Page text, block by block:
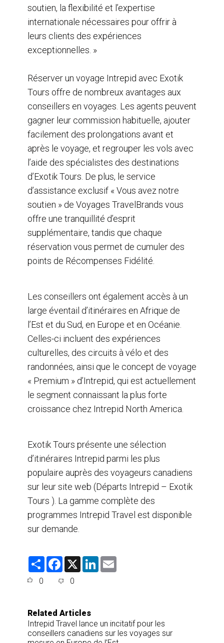
soutien, la flexibilité et l’expertise
internationale nécessaires pour offrir à
leurs clients des expériences
exceptionnelles. »
Réserver un voyage Intrepid avec Exotik
Tours offre de nombreux avantages aux
conseillers en voyages. Les agents peuvent
gagner leur commission habituelle, ajouter
facilement des prolongations avant et
après le voyage, et regrouper les vols avec
l’aide des spécialistes des destinations
d’Exotik Tours. De plus, le service
d’assistance exclusif « Vous avez notre
soutien » de Voyages TravelBrands vous
offre une tranquillité d’esprit
supplémentaire, tandis que chaque
réservation vous permet de cumuler des
points de Récompenses Fidélité.
Les conseillers ont également accès à un
large éventail d’itinéraires en Afrique de
l’Est et du Sud, en Europe et en Océanie.
Celles-ci incluent des expériences
culturelles, des circuits à vélo et des
randonnées, ainsi que le concept de voyage
« Premium » d’Intrepid, qui est actuellement
le segment connaissant la plus forte
croissance chez Intrepid North America.
Exotik Tours présente une sélection
d’itinéraires Intrepid parmi les plus
populaire auprès des voyageurs canadiens
sur leur site web (Départs Intrepid – Exotik
Tours ). La gamme complète des
programmes Intrepid Travel est disponible
sur demande.
S
F
e
o
k
X
L
0 0
Related Articles
Intrepid Travel lance un incitatif pour les
conseillers canadiens sur les voyages sur